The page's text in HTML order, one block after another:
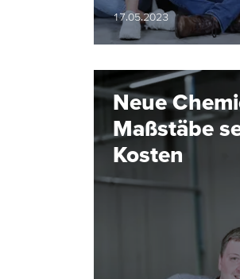
17.05.2023
Neue
Maßstäbe
Kosten